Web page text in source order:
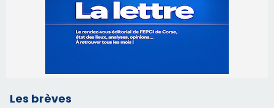
06/08/2026 15:57
Ucciani – Marché des producteurs à Cruculi le
Corte – L’association A Nuciola organise une
projection sous les étoiles